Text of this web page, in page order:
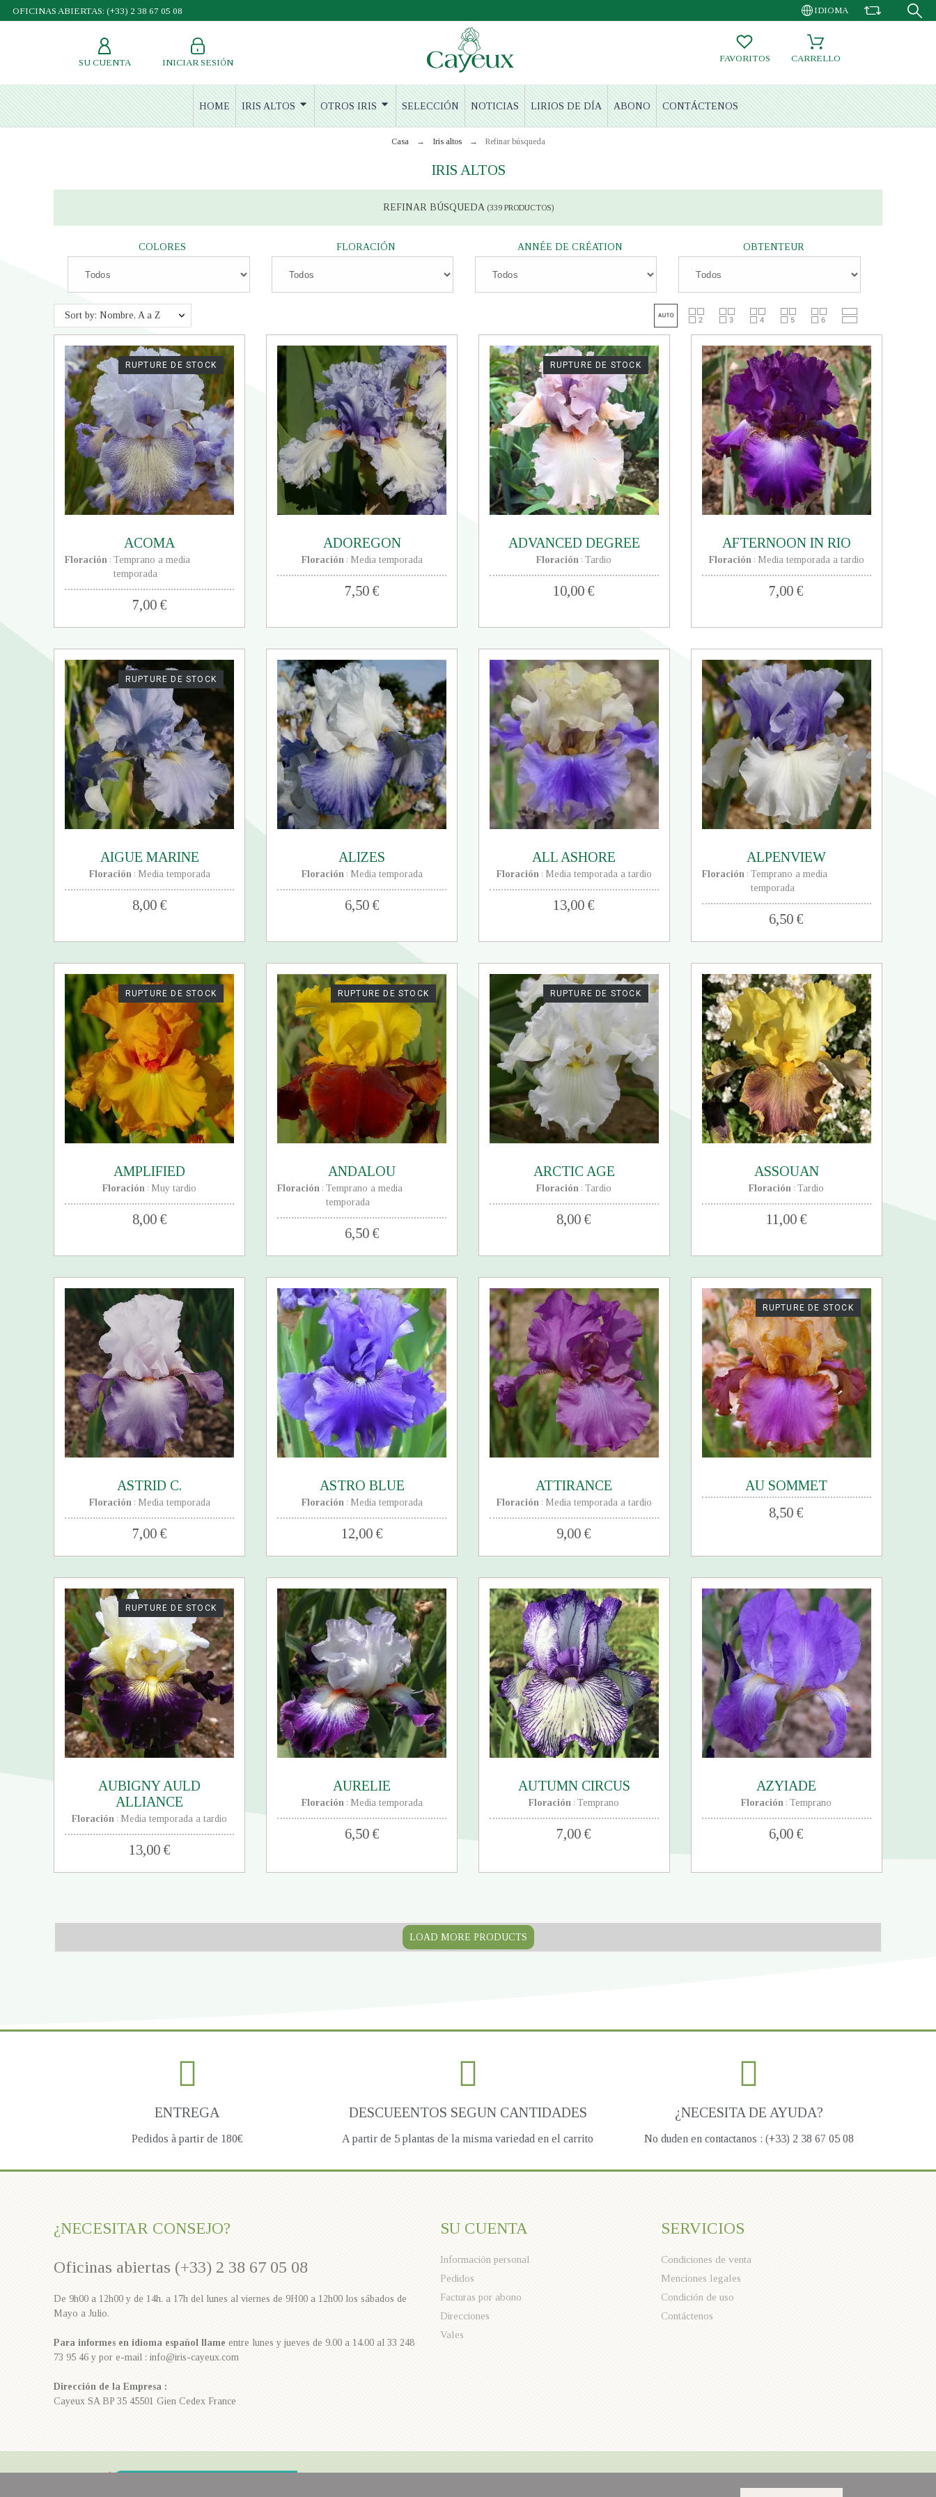
OFICINAS ABIERTAS: (+33) 2 38 67 05 08 IDIOMA
SU CUENTA INICIAR SESIÓN FAVORITOS CARRELLO
HOME IRIS ALTOS OTROS IRIS SELECCIÓN NOTICIAS LIRIOS DE DÍA ABONO CONTÁCTENOS
Casa Iris altos Refinar búsqueda
IRIS ALTOS
REFINAR BÚSQUEDA (339 PRODUCTOS)
COLORES FLORACIÓN ANNÉE DE CRÉATION OBTENTEUR
Sort by: Nombre, A a Z
ACOMA
7,00 €
Floración : Temprano a media
temporada
RUPTURE DE STOCK
ADOREGON
7,50 €
Floración : Media temporada
ADVANCED DEGREE
10,00 €
Floración : Tardio
RUPTURE DE STOCK
AFTERNOON IN RIO
7,00 €
Floración : Media temporada a tardio
AIGUE MARINE
8,00 €
Floración : Media temporada
RUPTURE DE STOCK
ALIZES
6,50 €
Floración : Media temporada
ALL ASHORE
13,00 €
Floración : Media temporada a tardio
ALPENVIEW
6,50 €
Floración : Temprano a media
temporada
AMPLIFIED
8,00 €
Floración : Muy tardio
RUPTURE DE STOCK
ANDALOU
6,50 €
Floración : Temprano a media
temporada
RUPTURE DE STOCK
ARCTIC AGE
8,00 €
Floración : Tardio
RUPTURE DE STOCK
ASSOUAN
11,00 €
Floración : Tardio
ASTRID C.
7,00 €
Floración : Media temporada
ASTRO BLUE
12,00 €
Floración : Media temporada
ATTIRANCE
9,00 €
Floración : Media temporada a tardio
AU SOMMET
8,50 €
RUPTURE DE STOCK
AUBIGNY AULD
ALLIANCE
13,00 €
Floración : Media temporada a tardio
RUPTURE DE STOCK
AURELIE
6,50 €
Floración : Media temporada
AUTUMN CIRCUS
7,00 €
Floración : Temprano
AZYIADE
6,00 €
Floración : Temprano
LOAD MORE PRODUCTS
ENTREGA
Pedidos à partir de 180€
DESCUEENTOS SEGUN CANTIDADES
A partir de 5 plantas de la misma variedad en el carrito
¿NECESITA DE AYUDA?
No duden en contactanos : (+33) 2 38 67 05 08
¿NECESITAR CONSEJO?
Oficinas abiertas (+33) 2 38 67 05 08
De 9h00 a 12h00 y de 14h. a 17h del lunes al viernes de 9H00 a 12h00 los sábados de
Mayo a Julio.
Para informes en idioma español llame entre lunes y jueves de 9.00 a 14.00 al 33 248
73 95 46 y por e-mail : info@iris-cayeux.com
Dirección de la Empresa :
Cayeux SA BP 35 45501 Gien Cedex France
SU CUENTA
Información personal
Pedidos
Facturas por abono
Direcciones
Vales
SERVICIOS
Condiciones de venta
Menciones legales
Condición de uso
Contáctenos